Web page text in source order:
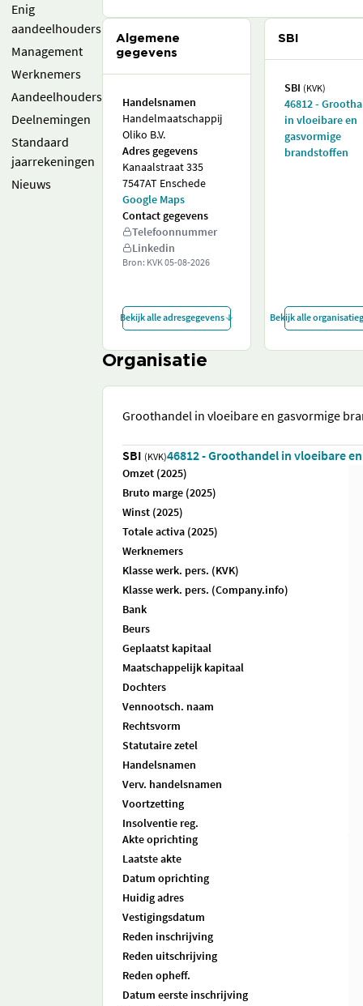
Enig
aandeelhouders
Management
Werknemers
Aandeelhouders
Deelnemingen
Standaard
jaarrekeningen
Nieuws
Algemene
gegevens
Handelsnamen
Handelmaatschappij
Oliko B.V.
Adres gegevens
Kanaalstraat 335
7547AT Enschede
Google Maps
Contact gegevens
Telefoonnummer
Linkedin
Bron: KVK05-08-2026
Bekijk alle adresgegevens
SBI
SBI (KVK)
46812 -
in vloeibare en
gasvormige
brandstoffen
Bekijk alle
Organisatie
Groothandel in vloeibare en gasvormige
SBI (KVK)46812 - Groothandel in vloeibare
Omzet (2025)
Bruto marge (2025)
Winst (2025)
Totale activa (2025)
Werknemers
Klasse werk. pers. (KVK)
Klasse werk. pers. (Company.info)
Bank
Beurs
Geplaatst kapitaal
Maatschappelijk kapitaal
Dochters
Vennootsch. naam
Rechtsvorm
Statutaire zetel
Handelsnamen
Verv. handelsnamen
Voortzetting
Insolventie reg.
Akte oprichting
Laatste akte
Datum oprichting
Huidig adres
Vestigingsdatum
Reden inschrijving
Reden uitschrijving
Reden opheff.
Datum eerste inschrijving